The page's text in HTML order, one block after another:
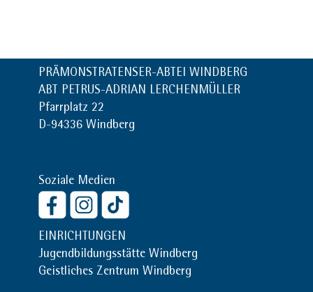
PRÄMONSTRATENSER-ABTEI WINDBERG
ABT PETRUS-ADRIAN LERCHENMÜLLER
Pfarrplatz 22
D-94336 Windberg
Soziale Medien
EINRICHTUNGEN
Jugendbildungsstätte Windberg
Geistliches Zentrum Windberg